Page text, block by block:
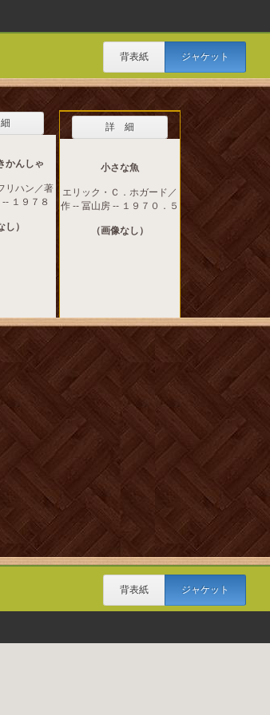
背表紙 ジャケット
かんしゃ
リハン／著
１９７８
し）
詳 細
小さな魚
エリック・Ｃ．ホガード／
作 -- 冨山房 -- １９７０．５
（画像なし）
背表紙 ジャケット